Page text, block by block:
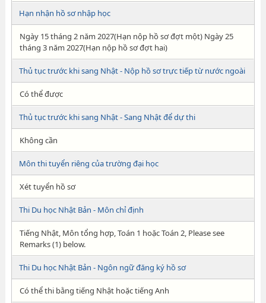
Hạn nhận hồ sơ nhập học
Ngày 15 tháng 2 năm 2027(Hạn nộp hồ sơ đợt một) Ngày 25
tháng 3 năm 2027(Hạn nộp hồ sơ đợt hai)
Thủ tục trước khi sang Nhật - Nộp hồ sơ trực tiếp từ nước ngoài
Có thể được
Thủ tục trước khi sang Nhật - Sang Nhật để dự thi
Không cần
Môn thi tuyển riêng của trường đại học
Xét tuyển hồ sơ
Thi Du học Nhật Bản - Môn chỉ định
Tiếng Nhật, Môn tổng hợp, Toán 1 hoặc Toán 2, Please see
Remarks (1) below.
Thi Du học Nhật Bản - Ngôn ngữ đăng ký hồ sơ
Có thể thi bằng tiếng Nhật hoặc tiếng Anh